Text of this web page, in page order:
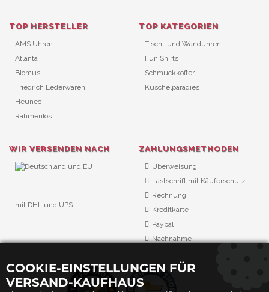
TOP HERSTELLER
AMS Uhren
Atlanta
Blomus
Friedrich Lederwaren
Heunec
Rahmenlos
TOP KATEGORIEN
Tisch- und Wanduhren
Fun Shirts
Schmuckkoffer
Kuschelparadies
WIR VERSENDEN NACH
mit DHL und UPS
ZAHLUNGSMETHODEN
Überweisung
Lastschrift mit Käuferschutz
Rechnung
Kreditkarte
Paypal
Nachnahme
COOKIE-EINSTELLUNGEN FÜR
VERSAND-KAUFHAUS